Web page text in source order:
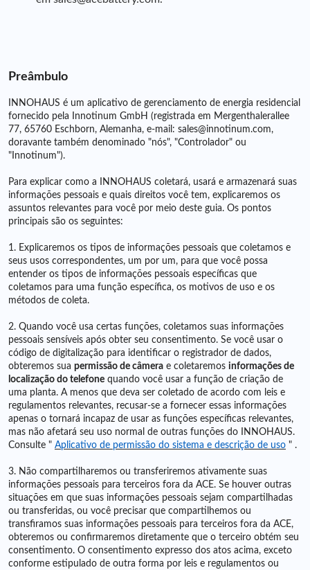
Preâmbulo
INNOHAUS é um aplicativo de gerenciamento de energia residencial
fornecido pela Innotinum GmbH (registrada em Mergenthalerallee
77, 65760 Eschborn, Alemanha, e-mail: sales@innotinum.com,
doravante também denominado "nós", "Controlador" ou
"Innotinum").
Para explicar como a INNOHAUS coletará, usará e armazenará suas
informações pessoais e quais direitos você tem, explicaremos os
assuntos relevantes para você por meio deste guia. Os pontos
principais são os seguintes:
1. Explicaremos os tipos de informações pessoais que coletamos e
seus usos correspondentes, um por um, para que você possa
entender os tipos de informações pessoais específicas que
coletamos para uma função específica, os motivos de uso e os
métodos de coleta.
2. Quando você usa certas funções, coletamos suas informações
pessoais sensíveis após obter seu consentimento. Se você usar o
código de digitalização para identificar o registrador de dados,
obteremos sua permissão de câmera e coletaremos informações de
localização do telefone quando você usar a função de criação de
uma planta. A menos que deva ser coletado de acordo com leis e
regulamentos relevantes, recusar-se a fornecer essas informações
apenas o tornará incapaz de usar as funções específicas relevantes,
mas não afetará seu uso normal de outras funções do INNOHAUS.
Consulte " Aplicativo de permissão do sistema e descrição de uso " .
3. Não compartilharemos ou transferiremos ativamente suas
informações pessoais para terceiros fora da ACE. Se houver outras
situações em que suas informações pessoais sejam compartilhadas
ou transferidas, ou você precisar que compartilhemos ou
transfiramos suas informações pessoais para terceiros fora da ACE,
obteremos ou confirmaremos diretamente que o terceiro obtém seu
consentimento. O consentimento expresso dos atos acima, exceto
conforme estipulado de outra forma por leis e regulamentos ou